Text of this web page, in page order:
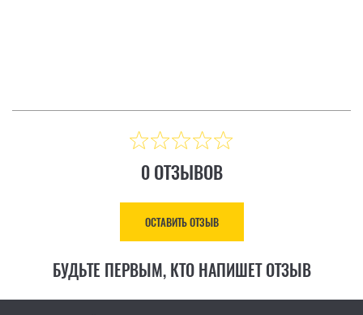
0 ОТЗЫВОВ
ОСТАВИТЬ ОТЗЫВ
БУДЬТЕ ПЕРВЫМ, КТО НАПИШЕТ ОТЗЫВ